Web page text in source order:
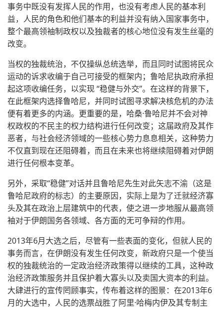
事务中既没有发挥人民的作用，也没有考虑人民的基本利
益，人民的角色和他们基本的利益并没有纳入国家事务中，
整个最高领袖制政权以及独裁者的核心地位没有发生丝毫的
改变。
当权的独裁统治，不仅操纵总统选举，而且同时试图将民众
运动的诉求收编于自己可接受的框架内；鲁哈尼执政府承担
起这项收编任务，以实现 “稳健与外交”。在这样的背景下，
在此框架内选择鲁哈尼，并同时试图寻求解决核危机的办法
便有着更多的内涵。更重要的是，哈桑·鲁哈尼并不会对神
权政权的不民主的权力结构进行任何改变；这届政府及其作
恶者，与社会经济领域的一些核心势力息息相关，这种势力
不仅直到现在还阻碍着，而且在未来也将继续阻碍着对伊朗
进行任何根本变革。
另外，采取“稳健”对话并且鲁哈尼先生对此矢志不渝（这是
鲁哈尼政府的标志）的主要原因，实际上是为了迁就经济寡
头及其在政治上层建筑中的代表，使之进一步地服从最高领
袖对于伊朗国务各领域、各方面的无可争辩的作用。
2013年6月大选之后，尽管有一些表面的变化，但就人民的
事务而言，在伊朗没有发生任何改变，新政府只是一个使当
权的独裁统治的一定政治经济政策得以继续的工具，这种政
治经济政策服务并且保护着大寡头以及卖国大资本的利益。
大肆进行的宣传罔顾事实，传布着这样的图景：在2013年6
月的大选中，人民的选票战胜了阿里·哈梅内伊及其专制主